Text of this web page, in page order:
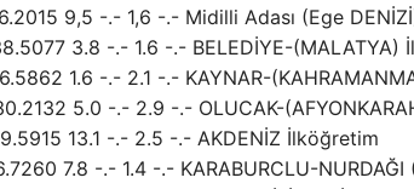
9,5 -.- 1,6 -.- Midilli Adası (Ege
3.8 -.- 1.6 -.- BELEDİYE-(MALATYA)
1.6 -.- 2.1 -.- KAYNAR-
5.0 -.- 2.9 -.- OLUCAK-
13.1 -.- 2.5 -.- AKDENİZ İlköğretim
7.8 -.- 1.4 -.- KARABURCLU-